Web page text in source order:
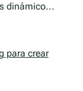
dinámico...